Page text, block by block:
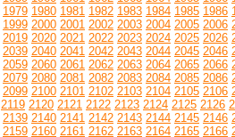
1979 1980 1981 1982 1983 1984 1985 1986
1999 2000 2001 2002 2003 2004 2005 2006
2019 2020 2021 2022 2023 2024 2025 2026
2039 2040 2041 2042 2043 2044 2045 2046
2059 2060 2061 2062 2063 2064 2065 2066
2079 2080 2081 2082 2083 2084 2085 2086
2099 2100 2101 2102 2103 2104 2105 2106
2119 2120 2121 2122 2123 2124 2125 2126
2139 2140 2141 2142 2143 2144 2145 2146
2159 2160 2161 2162 2163 2164 2165 2166